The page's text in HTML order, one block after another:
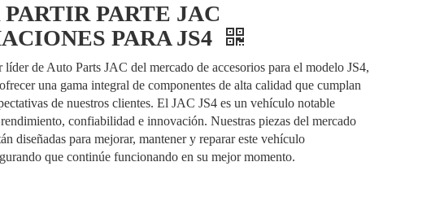
PARTE JAC
PARA JS4
de Auto Parts JAC del mercado de accesorios para el modelo JS4,
una gama integral de componentes de alta calidad que cumplan
de nuestros clientes. El JAC JS4 es un vehículo notable
confiabilidad e innovación. Nuestras piezas del mercado
diseñadas para mejorar, mantener y reparar este vehículo
que continúe funcionando en su mejor momento.